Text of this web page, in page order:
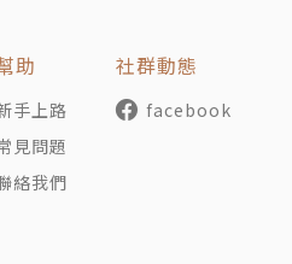
報》及《石板》雜誌的撰稿人
助
手上路
見問題
絡我們
社群動態
facebook